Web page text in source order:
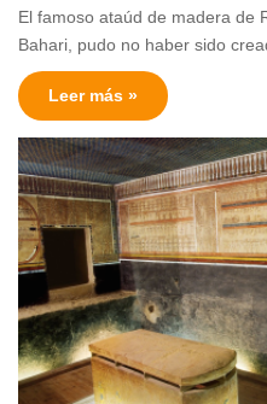
El famoso ataúd de madera de
Bahari, pudo no haber sido
Leer más »